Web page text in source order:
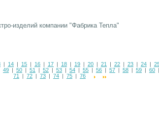
изделий компании "Фабрика Тепла"
| 14 | 15 | 16 | 17 | 18 | 19 | 20 | 21 | 22 | 23 | 24 |
49 | 50 | 51 | 52 | 53 | 54 | 55 | 56 | 57 | 58 | 59 | 60 |
71
| 72 | 73 | 74 | 75 | 76